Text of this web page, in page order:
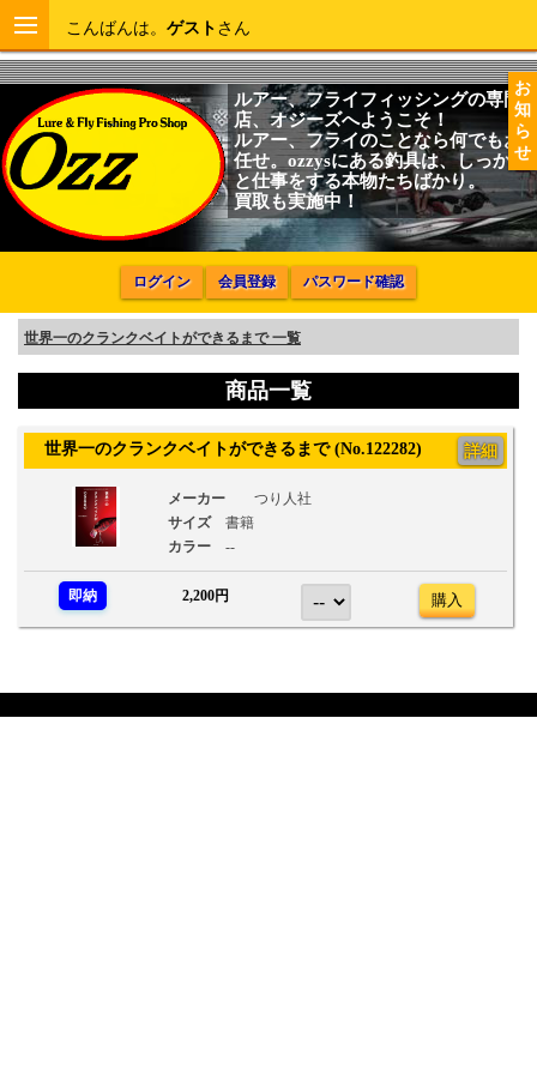
お
知
ら
せ
こんばんは。 ゲスト さん
ルアー、フライフィッシングの専門
店、オジーズへようこそ！
ルアー、フライのことなら何でもお
任せ。ozzysにある釣具は、しっかり
と仕事をする本物たちばかり。
買取も実施中！
ログイン 会員登録 パスワード確認
世界一のクランクベイトができるまで 一覧
商品一覧
世界一のクランクベイトができるまで (No.122282) 詳細
メーカー
つり人社
サイズ
書籍
カラー
--
即納 2,200円 購入